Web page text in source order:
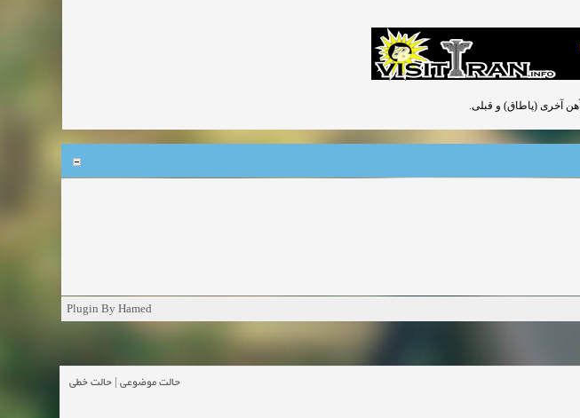
Plugin By Hamed
حالت موضوعی| حالت خطی